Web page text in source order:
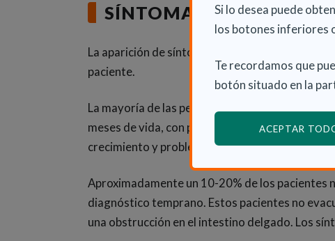
Si lo desea puede
los botones inferiores
Te recordamos que
botón situado en la
ACEPTAR
SÍNTOMAS
La aparición de síntomas de la enfermedad
paciente.
La mayoría de las personas con esta patología
meses de vida, con problemas digestivos
crecimiento y problemas respiratorios.
Aproximadamente un 10-20% de los pacientes
diagnóstico temprano. Estos pacientes no
una obstrucción en el intestino delgado. Los